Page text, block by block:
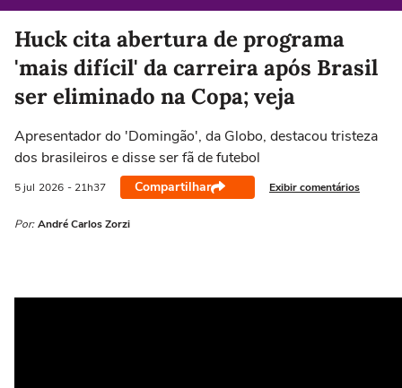
Huck cita abertura de programa
'mais difícil' da carreira após Brasil
ser eliminado na Copa; veja
Apresentador do 'Domingão', da Globo, destacou tristeza
dos brasileiros e disse ser fã de futebol
5 jul 2026 - 21h37 Compartilhar Exibir comentários
Por: André Carlos Zorzi